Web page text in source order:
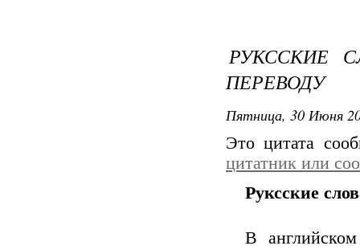
РУКССКИЕ
ПЕРЕВОДУ
Пятница, 30 Июня
Это цитата
цитатник или
Руксские
В